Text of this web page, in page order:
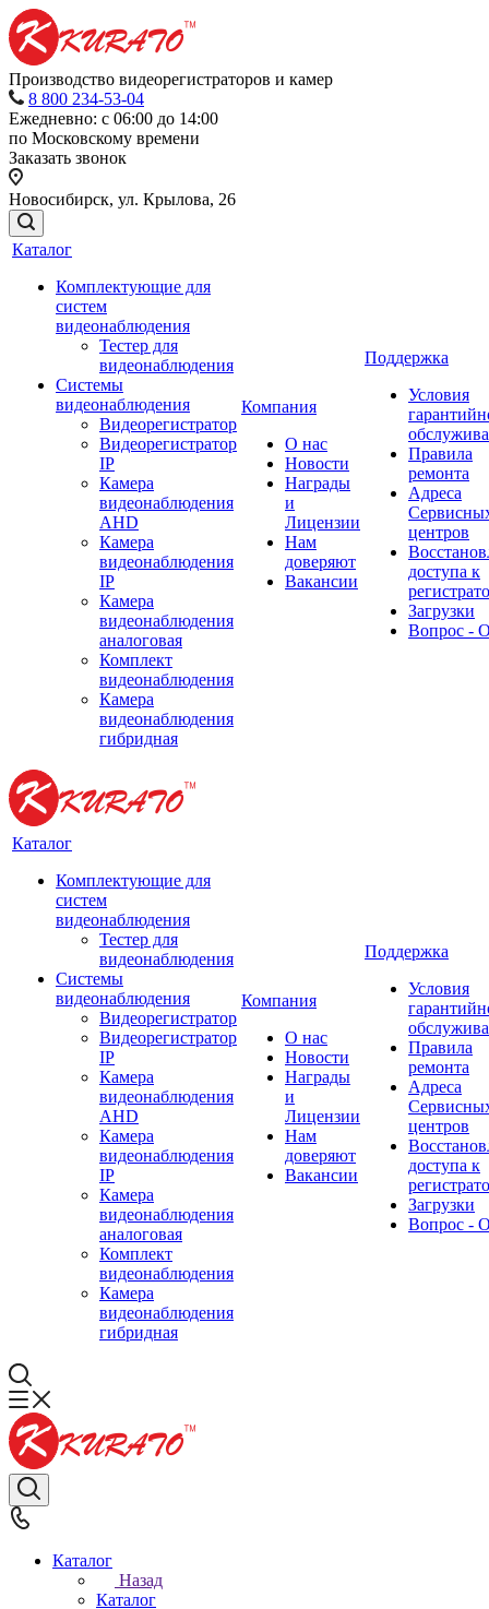
Производство видеорегистраторов и камер
8 800 234-53-04
Ежедневно: с 06:00 до 14:00
по Московскому времени
Заказать звонок
Новосибирск, ул. Крылова, 26
Каталог
Комплектующие для
систем
видеонаблюдения
Тестер для
видеонаблюдения
Системы
видеонаблюдения
Видеорегистратор
Видеорегистратор
IP
Камера
видеонаблюдения
AHD
Камера
видеонаблюдения
IP
Камера
видеонаблюдения
аналоговая
Комплект
видеонаблюдения
Камера
видеонаблюдения
гибридная
Компания
О нас
Новости
Награды
и
Лицензии
Нам
доверяют
Вакансии
Поддержка
Условия
Правила
ремонта
Адреса
центров
доступа к
Загрузки
Вопрос -
Каталог
Комплектующие для
систем
видеонаблюдения
Тестер для
видеонаблюдения
Системы
видеонаблюдения
Видеорегистратор
Видеорегистратор
IP
Камера
видеонаблюдения
AHD
Камера
видеонаблюдения
IP
Камера
видеонаблюдения
аналоговая
Комплект
видеонаблюдения
Камера
видеонаблюдения
гибридная
Компания
О нас
Новости
Награды
и
Лицензии
Нам
доверяют
Вакансии
Поддержка
Условия
Правила
ремонта
Адреса
центров
доступа к
Загрузки
Вопрос -
Каталог
Назад
Каталог